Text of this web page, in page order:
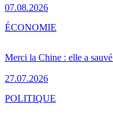
07.08.2026
Merci la Chine : elle a
27.07.2026
ÉCONOMIE
POLITIQUE